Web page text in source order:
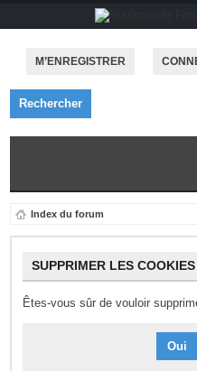
M’ENREGISTRER
Rechercher
Index du forum
SUPPRIMER LES
Êtes-vous sûr de vouloir